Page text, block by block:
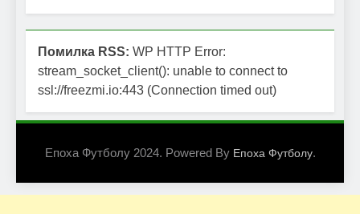
Помилка RSS: WP HTTP Error:
stream_socket_client(): unable to connect to
ssl://freezmi.io:443 (Connection timed out)
Епоха Футболу 2024. Powered By Епоха Футболу.